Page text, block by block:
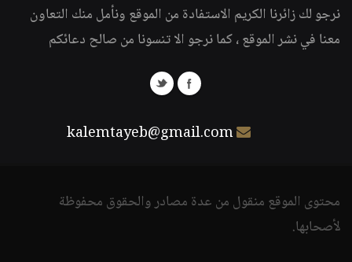
نرجو لك زائرنا الكريم الاستفادة من الموقع ونأمل منك التعاون
معنا في نشر الموقع ، كما نرجو الا تنسونا من صالح دعائكم
kalemtayeb@gmail.com
محتوى الموقع منقول من عدة مصادر والحقوق محفوظة
لأصحابها.